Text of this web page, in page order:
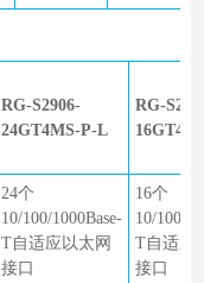
RG-S2906-
24GT4MS-P-L
RG-
24个
10/100/1000Base-
T自适应以太网
接口
16个
10/100/
T自适应
接口